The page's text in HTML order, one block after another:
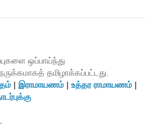
ஒப்பாய்ந்து
தமிழாக்கப்பட்டது.
| இராமாயணம் | உத்தர ராமாயணம் |